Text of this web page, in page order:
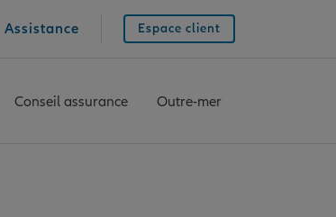
Assistance Espace client
Conseil assurance Outre-mer